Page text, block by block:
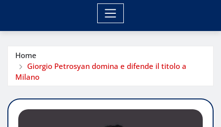
Home
Giorgio Petrosyan domina e difende il titolo a
Milano